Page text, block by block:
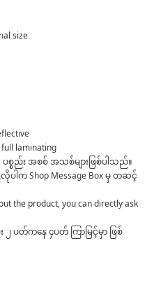
size
laminating
စည်း အစစ် အသစ်များဖြစ်ပါသည်။
က Shop Message Box မှ တဆင့်
the product, you can directly ask
၂ ပတ်ကနေ ၄ပတ် ကြာမြင့်မှာ ဖြစ်